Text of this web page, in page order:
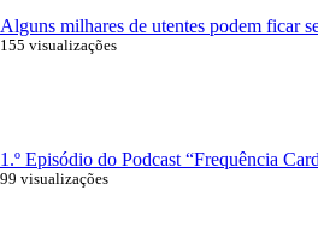
Alguns milhares de utentes podem ficar
155 visualizações
1.º Episódio do Podcast “Frequência
99 visualizações